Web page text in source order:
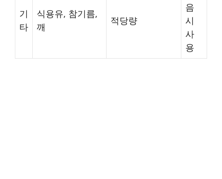
기
타
식용유, 참기름,
깨
적당량
음
시
사
용